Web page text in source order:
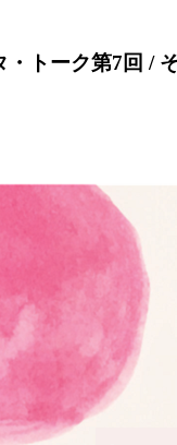
トーク第7回 /